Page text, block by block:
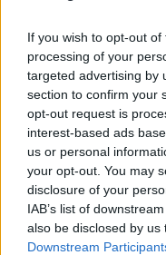
If you wish to opt-out
processing of your
targeted advertising by
section to confirm your
opt-out request is
interest-based ads
us or personal
your opt-out. You may
disclosure of your
IAB’s list of
also be disclosed by
Downstream
Βίσση: Για
ΚΡΗΤΗ
Ηράκλειο:
ΒΟΑΚ λόγω
ΥΓΕΙΑ
Σύκο: Το φρούτο
μην γνωρίζεις